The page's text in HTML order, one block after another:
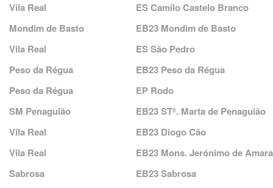
Vila Real
ES Camilo Castelo Branco
Mondim de Basto
EB23 Mondim de Basto
Vila Real
ES São Pedro
Peso da Régua
EB23 Peso da Régua
Peso da Régua
EP Rodo
SM Penaguião
EB23 STª. Marta de Penaguião
Vila Real
EB23 Diogo Cão
Vila Real
EB23 Mons. Jerónimo de
Sabrosa
EB23 Sabrosa